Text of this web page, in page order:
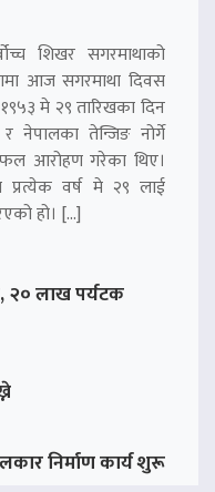
शिखर सगरमाथाको
आज सगरमाथा दिवस
मे २९ तारिखका दिन
नेपालका तेन्जिङ नोर्गे
आरोहण गरेका थिए।
प्रत्येक वर्ष मे २९ लाई
हो। […]
२० लाख पर्यटक
निर्माण कार्य शुरू